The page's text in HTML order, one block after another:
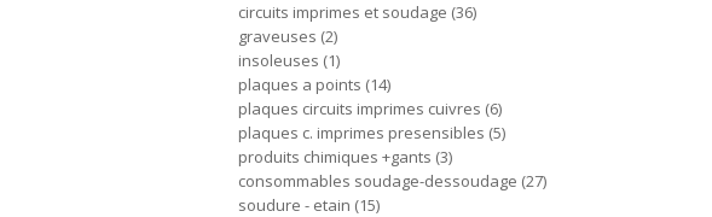
circuits imprimes et soudage 36
graveuses 2
insoleuses 1
plaques a points 14
plaques circuits imprimes cuivres 6
plaques c. imprimes presensibles 5
produits chimiques +gants 3
consommables soudage-dessoudage 27
soudure - etain 15